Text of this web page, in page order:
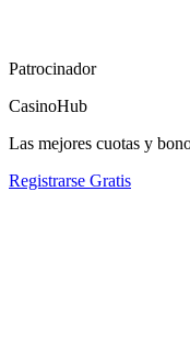
Patrocinador
CasinoHub
Las mejores cuotas y
Registrarse Gratis